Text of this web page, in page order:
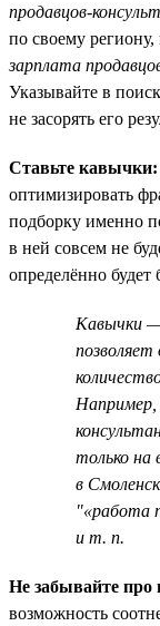
продавцов-
по своему региону,
зарплата
Указывайте в
не засорять его
Ставьте кавычки:
оптимизировать
подборку именно
в ней совсем не
определённо будет
Кавычки
Например,
только на
в
"«работа
и т. п.
Не забывайте про
возможность